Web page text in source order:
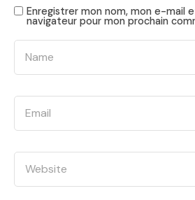
Enregistrer mon nom, mon e-mail
navigateur pour mon prochain